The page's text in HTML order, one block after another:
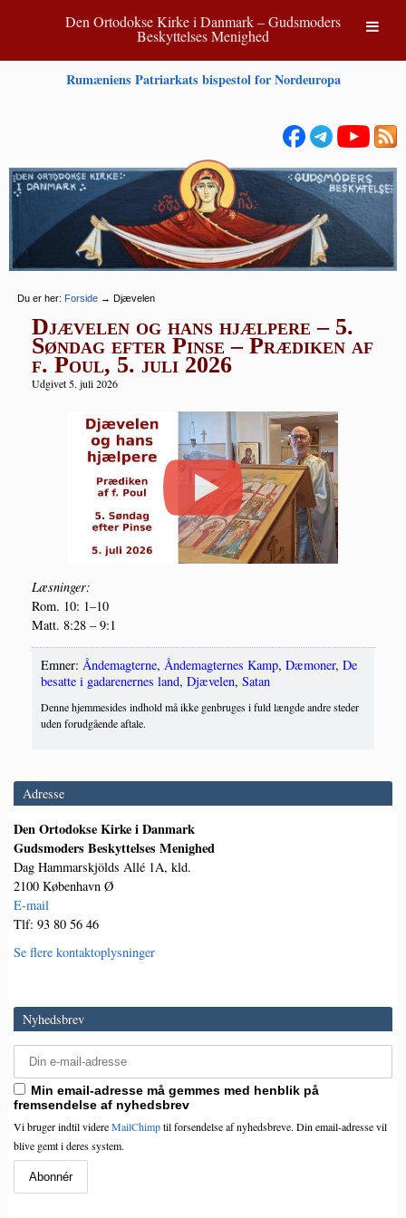
Den Ortodokse Kirke i Danmark – Gudsmoders
Beskyttelses Menighed
Rumæniens Patriarkats bispestol for Nordeuropa
Du er her: Forside → Djævelen
Djævelen og hans hjælpere – 5.
Søndag efter Pinse – Prædiken af
f. Poul, 5. juli 2026
Udgivet 5. juli 2026
Læs­nin­ger:
Rom. 10: 1–10
Matt. 8:28 – 9:1
Emner: Åndemagterne, Åndemagternes Kamp, Dæmoner, De
besatte i gadarenernes land, Djævelen, Satan
Denne hjemmesides indhold må ikke genbruges i fuld længde andre steder
uden forudgående aftale.
Adresse
Den Ortodokse Kirke i Danmark
Gudsmoders Beskyttelses Menighed
Dag Hammarskjölds Allé 1A, kld.
2100 København Ø
E-mail
Tlf: 93 80 56 46
Se flere kontaktoplysninger
Nyhedsbrev
Min email-adresse må gemmes med henblik på
fremsendelse af nyhedsbrev
Vi bruger indtil videreMailChimptil forsendelse af nyhedsbreve. Din email-adresse vil
blive gemt i deres system.